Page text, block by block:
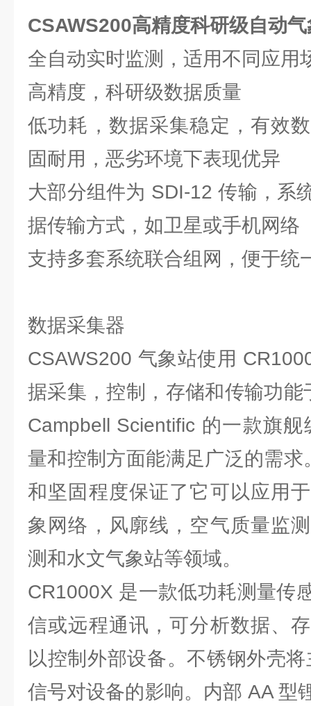
CSAWS200高精度科研级自动
全自动实时监测，适用不同应用
高精度，科研级数据质量
低功耗，数据采集稳定，有效
固耐用，恶劣环境下表现优异
大部分组件为 SDI-12 传输，系
据传输方式，如卫星或手机网络
支持多套系统联合组网，便于统
数据采集器
CSAWS200 气象站使用
据采集，控制，存储和传输功
Campbell Scientific 的一款旗
量和控制方面能满足广泛的需
和坚固程度保证了它可以应用
象网络，风廓线，空气质量监
测和水文气象站等领域。
CR1000X 是一款低功耗测量传
信或远程通讯，可分析数据、
以控制外部设备。不锈钢外壳
信号对设备的影响。内部 AA 型